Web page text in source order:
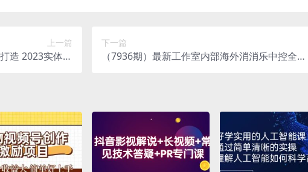
上一篇
造 2023实体同
下一篇
（7936期）最新工作室内部海外消消乐中控全自